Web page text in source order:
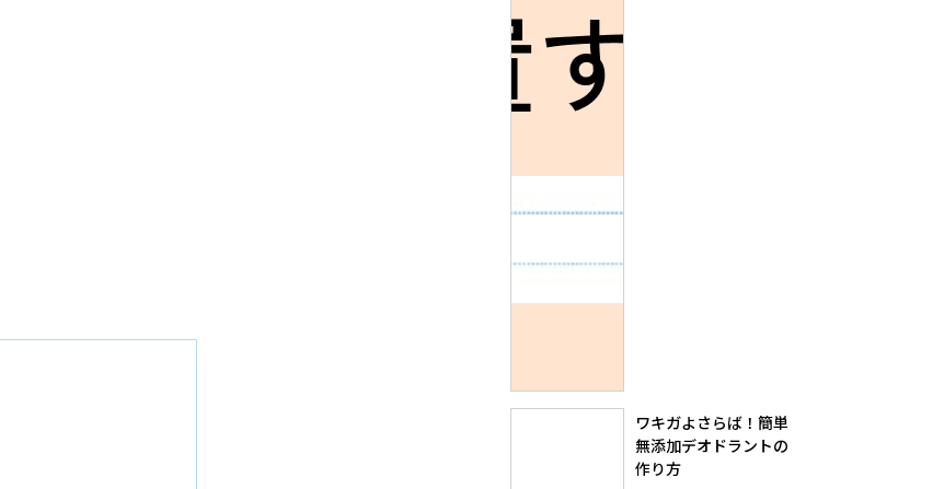
ワキガよさらば！簡単
無添加デオドラントの
作り方